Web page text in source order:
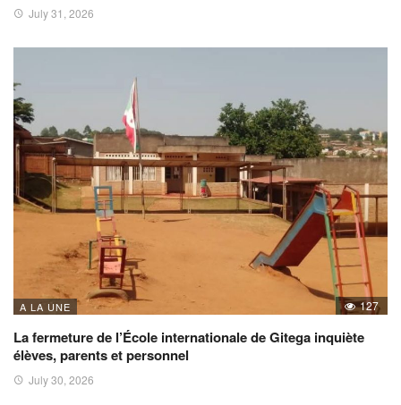
July 31, 2026
A LA UNE 127
La fermeture de l’École internationale de Gitega inquiète
élèves, parents et personnel
July 30, 2026